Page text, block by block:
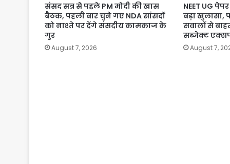
संसद सत्र से पहले PM मोदी की खास
बैठक, पहली बार चुने गए NDA सांसदों
को नाश्ते पर देंगे संसदीय कामकाज के
गुर
August 7, 2026
NEET UG
बड़ा खुलासा,
सवालों से
सब्जेक्ट
August 7,